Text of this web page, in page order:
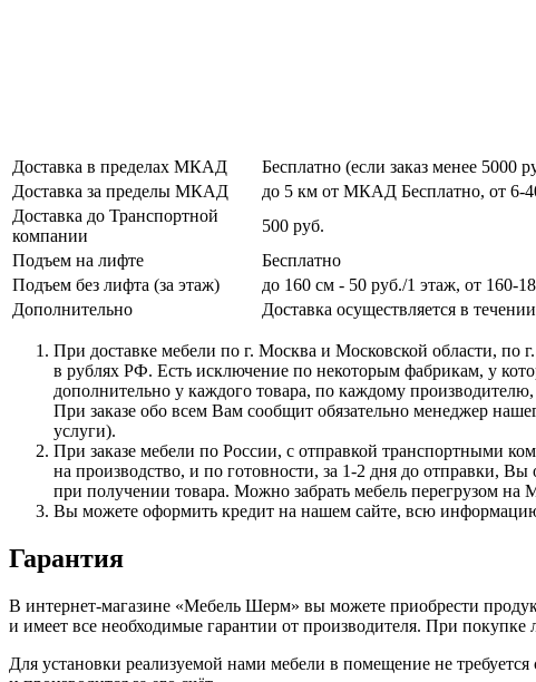
Доставка в пределах МКАД
Бесплатно (если заказ менее 5000
Доставка за пределы МКАД
до 5 км от МКАД Бесплатно, от 6-
Доставка до Транспортной
компании
500 руб.
Подъем на лифте
Бесплатно
Подъем без лифта (за этаж)
до 160 см - 50 руб./1 этаж, от 160-
Дополнительно
Доставка осуществляется в
При доставке мебели по г. Москва и Московской области, по
в рублях РФ. Есть исключение по некоторым фабрикам, у
дополнительно у каждого товара, по каждому
При заказе обо всем Вам сообщит обязательно менеджер
услуги).
При заказе мебели по России, с отправкой транспортными
на производство, и по готовности, за 1-2 дня до отправки,
при получении товара. Можно забрать мебель перегрузом на
Вы можете оформить кредит на нашем сайте, всю
Гарантия
В интернет-магазине «Мебель Шерм» вы можете приобрести
и имеет все необходимые гарантии от производителя. При
Для установки реализуемой нами мебели в помещение не